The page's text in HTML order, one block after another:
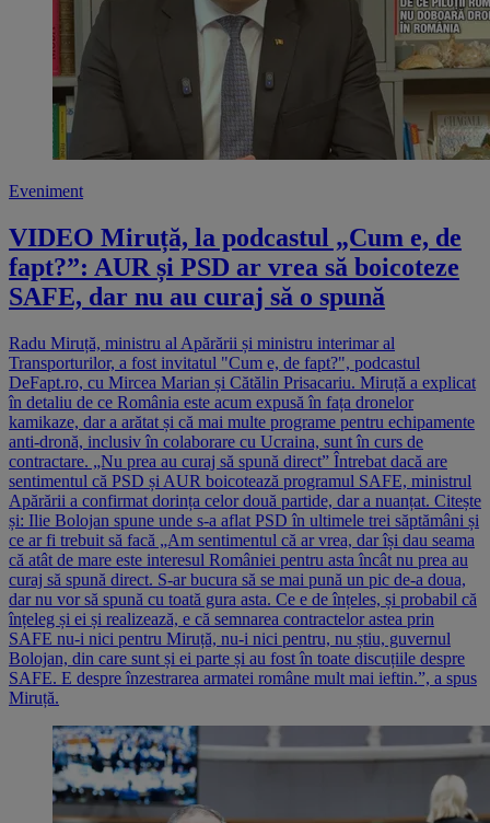
Eveniment
VIDEO Miruță, la podcastul „Cum e, de
fapt?”: AUR și PSD ar vrea să boicoteze
SAFE, dar nu au curaj să o spună
Radu Miruță, ministru al Apărării și ministru interimar al
Transporturilor, a fost invitatul "Cum e, de fapt?", podcastul
DeFapt.ro, cu Mircea Marian și Cătălin Prisacariu. Miruță a explicat
în detaliu de ce România este acum expusă în fața dronelor
kamikaze, dar a arătat și că mai multe programe pentru echipamente
anti-dronă, inclusiv în colaborare cu Ucraina, sunt în curs de
contractare. „Nu prea au curaj să spună direct” Întrebat dacă are
sentimentul că PSD și AUR boicotează programul SAFE, ministrul
Apărării a confirmat dorința celor două partide, dar a nuanțat. Citește
și: Ilie Bolojan spune unde s-a aflat PSD în ultimele trei săptămâni și
ce ar fi trebuit să facă „Am sentimentul că ar vrea, dar își dau seama
că atât de mare este interesul României pentru asta încât nu prea au
curaj să spună direct. S-ar bucura să se mai pună un pic de-a doua,
dar nu vor să spună cu toată gura asta. Ce e de înțeles, și probabil că
înțeleg și ei și realizează, e că semnarea contractelor astea prin
SAFE nu-i nici pentru Miruță, nu-i nici pentru, nu știu, guvernul
Bolojan, din care sunt și ei parte și au fost în toate discuțiile despre
SAFE. E despre înzestrarea armatei române mult mai ieftin.”, a spus
Miruță.